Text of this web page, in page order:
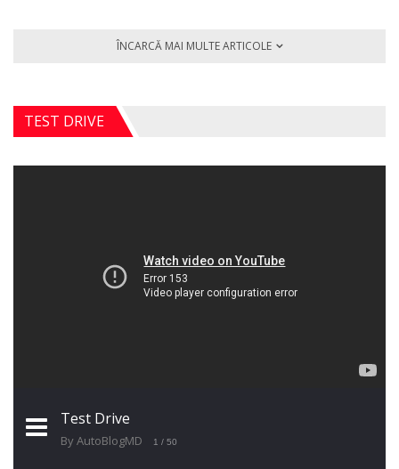
ÎNCARCĂ MAI MULTE ARTICOLE
TEST DRIVE
Test Drive
By AutoBlogMD 1 / 50